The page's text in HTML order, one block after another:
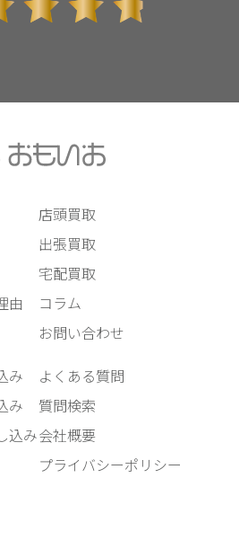
由
店頭買取
出張買取
宅配買取
コラム
お問い合わせ
み
み
込み
よくある質問
質問検索
会社概要
プライバシーポリシー